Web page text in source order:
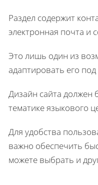
Раздел содержит
электронная почта и
Это лишь один из
адаптировать его
Дизайн сайта должен
тематике языкового
Для удобства
важно обеспечить
можете выбрать и